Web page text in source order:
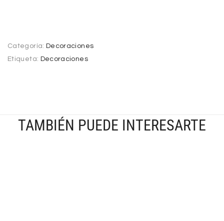
Categoría: Decoraciones
Etiqueta: Decoraciones
TAMBIÉN PUEDE INTERESARTE